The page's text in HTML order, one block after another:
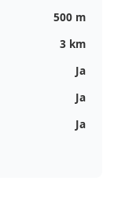
500 m
3 km
Ja
Ja
Ja